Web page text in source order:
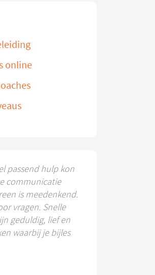
online
passend hulp kon
communicatie
is meedenkend.
vragen. Snelle
geduldig, lief en
waarbij je bijles